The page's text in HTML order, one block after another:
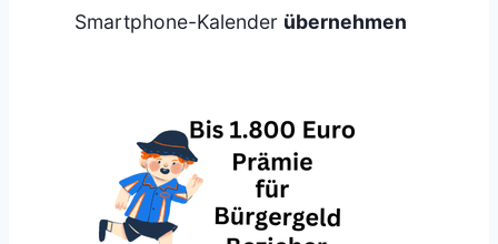
Smartphone-Kalender übernehmen